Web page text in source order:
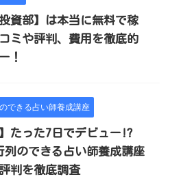
資部】は本当に無料で稼
ミや評判、費用を徹底的
！
できる占い師養成講座
】たった7日でデビュー!?
列のできる占い師養成講座
判を徹底調査